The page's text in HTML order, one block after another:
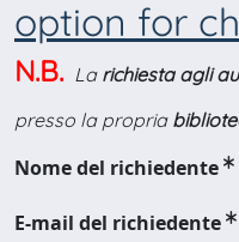
option for
N.B. La richiesta agli
presso la propria
Nome del richiedente
E-mail del richiedente